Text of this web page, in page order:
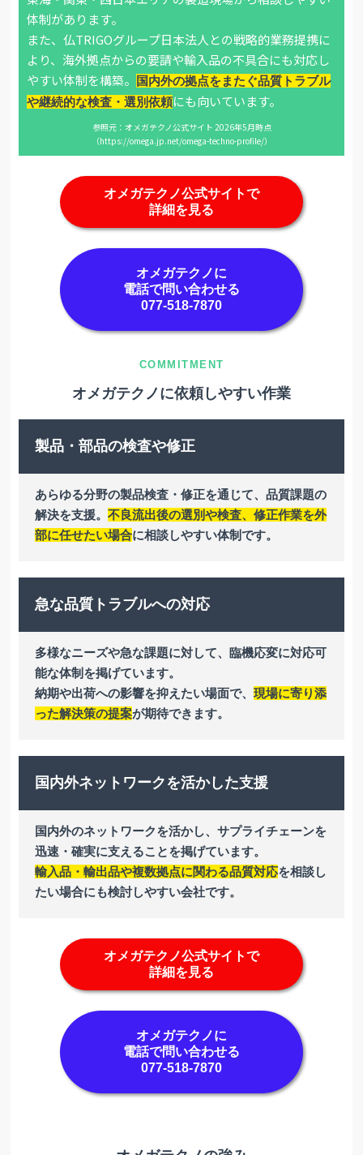
体制があります。
また、仏TRIGOグループ日本法人との戦略的業務提携に
より、海外拠点からの要請や輸入品の不具合にも対応し
やすい体制を構築。国内外の拠点をまたぐ品質トラブル
や継続的な検査・選別依頼にも向いています。
参照元：オメガテクノ公式サイト 2026年5月時点
（https://omega.jp.net/omega-techno-profile/）
オメガテクノ公式サイトで
詳細を見る
オメガテクノに
電話で問い合わせる
077-518-7870
オメガテクノに依頼しやすい作業
製品・部品の検査や修正
あらゆる分野の製品検査・修正を通じて、品質課題の
解決を支援。不良流出後の選別や検査、修正作業を外
部に任せたい場合に相談しやすい体制です。
急な品質トラブルへの対応
多様なニーズや急な課題に対して、臨機応変に対応可
能な体制を掲げています。
納期や出荷への影響を抑えたい場面で、現場に寄り添
った解決策の提案が期待できます。
国内外ネットワークを活かした支援
国内外のネットワークを活かし、サプライチェーンを
迅速・確実に支えることを掲げています。
輸入品・輸出品や複数拠点に関わる品質対応を相談し
たい場合にも検討しやすい会社です。
オメガテクノ公式サイトで
詳細を見る
オメガテクノに
電話で問い合わせる
077-518-7870